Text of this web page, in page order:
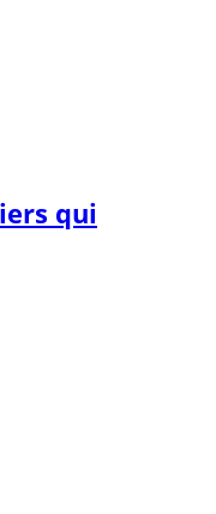
qui